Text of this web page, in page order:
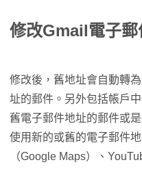
修改Gmail電子郵
修改後，舊地址會自動轉
址的郵件。另外包括帳戶
舊電子郵件地址的郵件或
使用新的或舊的電子郵件
（Google Maps）、